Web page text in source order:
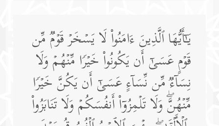
یَـٰۤأَیُّهَا ٱلَّذِینَ ءَامَنُوا۟ لَا یَسۡخَرۡ قَوۡمࣱ مِّن
قَوۡمٍ عَسَىٰۤ أَن یَكُونُوا۟ خَیۡرࣰا مِّنۡهُمۡ وَلَا
نِسَاۤءࣱ مِّن نِّسَاۤءٍ عَسَىٰۤ أَن یَكُنَّ خَیۡرࣰا
مِّنۡهُنَّۖ وَلَا تَلۡمِزُوۤا۟ أَنفُسَكُمۡ وَلَا تَنَابَزُوا۟